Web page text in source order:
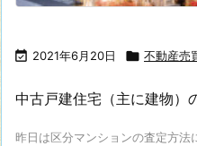
 2021年6月20日  不動産売
中古戸建住宅（主に建物）
昨日は区分マンションの査定方